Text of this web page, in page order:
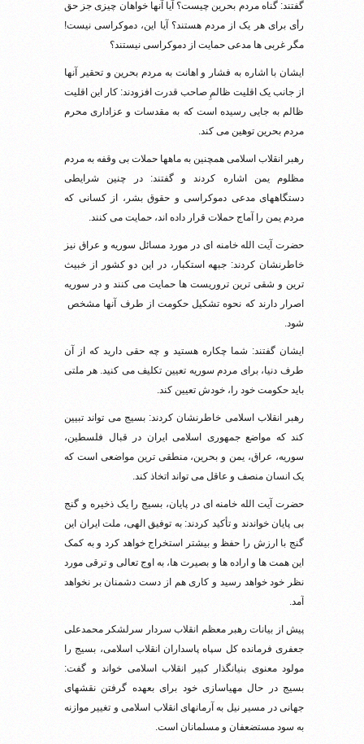
گفتند: گناه مردم بحرین چیست؟ آیا آنها خواهان چیزی جز حق
رأی برای هر یک از مردم هستند؟ آیا این، دموکراسی نیست!
مگر غربی ها مدعی حمایت از دموکراسی نیستند؟
ایشان با اشاره به فشار و اهانت به مردم بحرین و تحقیر آنها
از جانب یک اقلیت ظالمِ صاحب قدرت افزودند: کار این اقلیت
ظالم به جایی رسیده است که به مقدسات و عزاداری محرم
مردم بحرین توهین می کند.
رهبر انقلاب اسلامی همچنین به ماهها حملات بی وقفه به مردم
مظلوم یمن اشاره کردند و گفتند: در چنین شرایطی
دستگاههای مدعی دموکراسی و حقوق بشر، از کسانی که
مردم یمن را آماج حملات قرار داده اند، حمایت می کنند.
حضرت آیت الله خامنه ای در مورد مسائل سوریه و عراق نیز
خاطرنشان کردند: جبهه استکبار، در این دو کشور از خبیث
ترین و شقی ترین تروریست ها حمایت می کنند و در سوریه
اصرار دارند که نحوه تشکیل حکومت از طرف آنها مشخص
شود.
ایشان گفتند: شما چکاره هستید و چه حقی دارید که از آن
طرف دنیا، برای مردم سوریه تعیین تکلیف می کنید. هر ملتی
باید حکومت خود را، خودش تعیین کند.
رهبر انقلاب اسلامی خاطرنشان کردند: بسیج می تواند تبیین
کند که مواضع جمهوری اسلامی ایران در قبال فلسطین،
سوریه، عراق، یمن و بحرین، منطقی ترین مواضعی است که
یک انسان منصف و عاقل می تواند اتخاذ کند.
حضرت آیت الله خامنه ای در پایان، بسیج را یک ذخیره و گنج
بی پایان خواندند و تأکید کردند: به توفیق الهی، ملت ایران این
گنج با ارزش را حفظ و بیشتر استخراج خواهد کرد و به کمک
این همت ها و اراده ها و بصیرت ها، به اوج تعالی و ترقی مورد
نظر خود خواهد رسید و کاری هم از دست دشمنان بر نخواهد
آمد.
پیش از بیانات رهبر معظم انقلاب سردار سرلشکر محمدعلی
جعفری فرمانده کل سپاه پاسداران انقلاب اسلامی، بسیج را
مولود معنوی بنیانگذار کبیر انقلاب اسلامی خواند و گفت:
بسیج در حال مهیاسازی خود برای بعهده گرفتن نقشهای
جهانی در مسیر نیل به آرمانهای انقلاب اسلامی و تغییر موازنه
به سود مستضعفان و مسلمانان است.